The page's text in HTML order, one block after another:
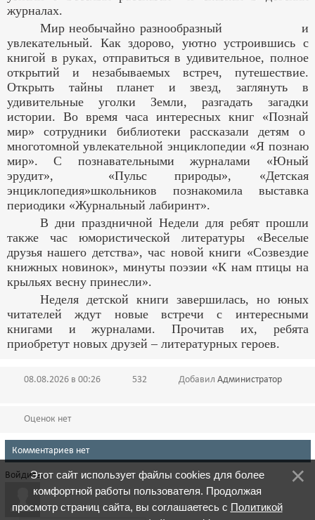
журналах.
Мир необычайно разнообразный и
увлекательный. Как здорово, уютно устроившись с
книгой в руках, отправиться в удивительное, полное
открытий и незабываемых встреч, путешествие.
Открыть тайны планет и звезд, заглянуть в
удивительные уголки Земли, разгадать загадки
истории. Во время часа интересных книг «Познай
мир» сотрудники библиотеки рассказали детям о
многотомной увлекательной энциклопедии «Я познаю
мир». С познавательными журналами «Юный
эрудит», «Пульс природы», «Детская
энциклопедия»школьников познакомила выставка
периодики «Журнальный лабиринт».
В дни праздничной Недели для ребят прошли
также час юмористической литературы «Веселые
друзья нашего детства», час новой книги «Созвездие
книжных новинок», минуты поэзии «К нам птицы на
крыльях весну принесли».
Неделя детской книги завершилась, но юных
читателей ждут новые встречи с интересными
книгами и журналами. Прочитав их, ребята
приобретут новых друзей – литературных героев.
08.08.2026 в 00:26 532 Добавил Администратор
Оценок нет
Комментариев нет
Войдите:Этот сайт использует файлы cookies для более
комфортной работы пользователя. Продолжая
просмотр страниц сайта, вы соглашаетесь с Политикой